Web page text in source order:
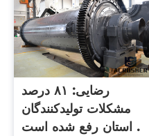
رضایی: ۸۱ درصد
مشکلات تولیدکنندگان
استان رفع شده است .